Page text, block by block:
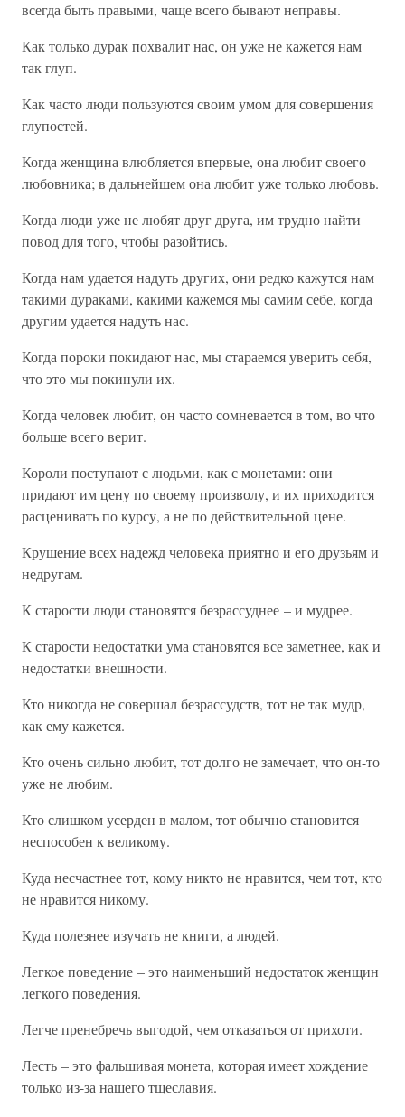
всегда быть правыми, чаще всего бывают неправы.
Как только дурак похвалит нас, он уже не кажется нам
так глуп.
Как часто люди пользуются своим умом для совершения
глупостей.
Когда женщина влюбляется впервые, она любит своего
любовника; в дальнейшем она любит уже только любовь.
Когда люди уже не любят друг друга, им трудно найти
повод для того, чтобы разойтись.
Когда нам удается надуть других, они редко кажутся нам
такими дураками, какими кажемся мы самим себе, когда
другим удается надуть нас.
Когда пороки покидают нас, мы стараемся уверить себя,
что это мы покинули их.
Когда человек любит, он часто сомневается в том, во что
больше всего верит.
Короли поступают с людьми, как с монетами: они
придают им цену по своему произволу, и их приходится
расценивать по курсу, а не по действительной цене.
Крушение всех надежд человека приятно и его друзьям и
недругам.
К старости люди становятся безрассуднее – и мудрее.
К старости недостатки ума становятся все заметнее, как и
недостатки внешности.
Кто никогда не совершал безрассудств, тот не так мудр,
как ему кажется.
Кто очень сильно любит, тот долго не замечает, что он-то
уже не любим.
Кто слишком усерден в малом, тот обычно становится
неспособен к великому.
Куда несчастнее тот, кому никто не нравится, чем тот, кто
не нравится никому.
Куда полезнее изучать не книги, а людей.
Легкое поведение – это наименьший недостаток женщин
легкого поведения.
Легче пренебречь выгодой, чем отказаться от прихоти.
Лесть – это фальшивая монета, которая имеет хождение
только из-за нашего тщеславия.